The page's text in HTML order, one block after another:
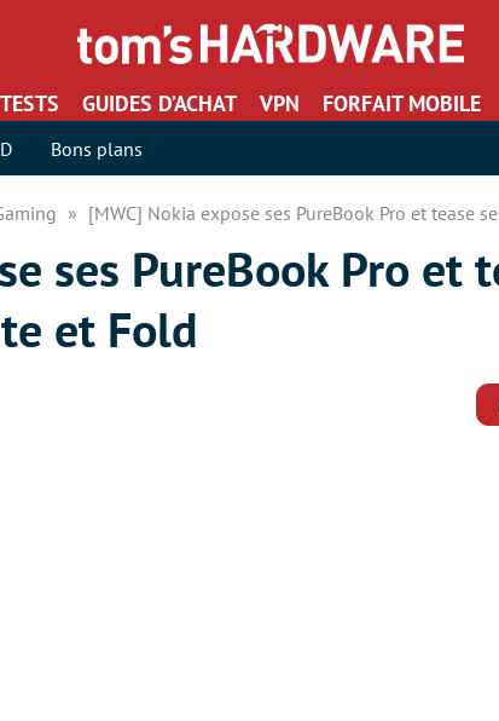
TESTS GUIDES D’ACHAT VPN FORFAIT MOBILE
Bons plans
[MWC] Nokia expose ses PureBook Pro et tease
ses PureBook Pro et
et Fold